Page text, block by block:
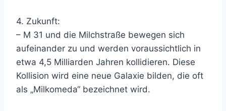
4. Zukunft:
– M 31 und die Milchstraße bewegen sich
aufeinander zu und werden voraussichtlich in
etwa 4,5 Milliarden Jahren kollidieren. Diese
Kollision wird eine neue Galaxie bilden, die oft
als „Milkomeda“ bezeichnet wird.